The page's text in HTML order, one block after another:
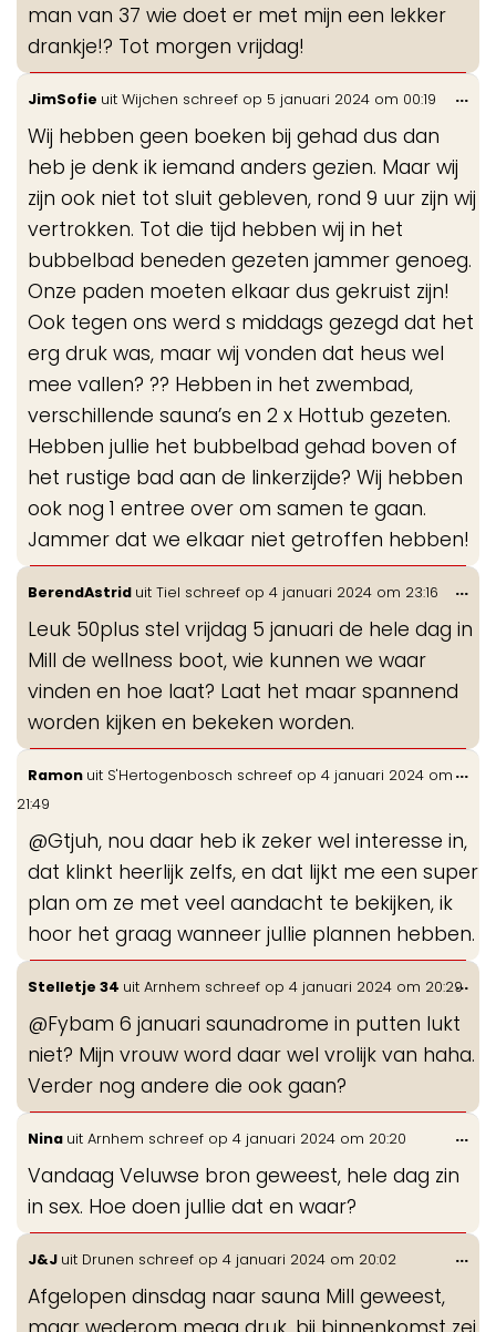
man van 37 wie doet er met mijn een lekker
drankje!? Tot morgen vrijdag!
JimSofie uit Wijchen schreef op 5 januari 2024 om 00:19
Wij hebben geen boeken bij gehad dus dan
heb je denk ik iemand anders gezien. Maar wij
zijn ook niet tot sluit gebleven, rond 9 uur zijn wij
vertrokken. Tot die tijd hebben wij in het
bubbelbad beneden gezeten jammer genoeg.
Onze paden moeten elkaar dus gekruist zijn!
Ook tegen ons werd s middags gezegd dat het
erg druk was, maar wij vonden dat heus wel
mee vallen? ?? Hebben in het zwembad,
verschillende sauna’s en 2 x Hottub gezeten.
Hebben jullie het bubbelbad gehad boven of
het rustige bad aan de linkerzijde? Wij hebben
ook nog 1 entree over om samen te gaan.
Jammer dat we elkaar niet getroffen hebben!
...
BerendAstrid uit Tiel schreef op 4 januari 2024 om 23:16
Leuk 50plus stel vrijdag 5 januari de hele dag in
Mill de wellness boot, wie kunnen we waar
vinden en hoe laat? Laat het maar spannend
worden kijken en bekeken worden.
...
Ramon uit S'Hertogenbosch schreef op 4 januari 2024 om
21:49
@Gtjuh, nou daar heb ik zeker wel interesse in,
dat klinkt heerlijk zelfs, en dat lijkt me een super
plan om ze met veel aandacht te bekijken, ik
hoor het graag wanneer jullie plannen hebben.
...
Stelletje 34 uit Arnhem schreef op 4 januari 2024 om 20:29
@Fybam 6 januari saunadrome in putten lukt
niet? Mijn vrouw word daar wel vrolijk van haha.
Verder nog andere die ook gaan?
...
Nina uit Arnhem schreef op 4 januari 2024 om 20:20
Vandaag Veluwse bron geweest, hele dag zin
in sex. Hoe doen jullie dat en waar?
...
J&J uit Drunen schreef op 4 januari 2024 om 20:02
Afgelopen dinsdag naar sauna Mill geweest,
...